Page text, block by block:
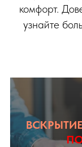
комфорт.
узнайте
ВСКРЫТИЕ